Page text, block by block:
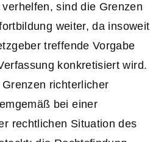
sind die Grenzen
weiter, da insoweit
treffende Vorgabe
konkretisiert wird.
richterlicher
bei einer
rechtlichen Situation des